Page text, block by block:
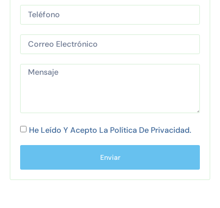
He Leído Y Acepto La Política De Privacidad.
Enviar